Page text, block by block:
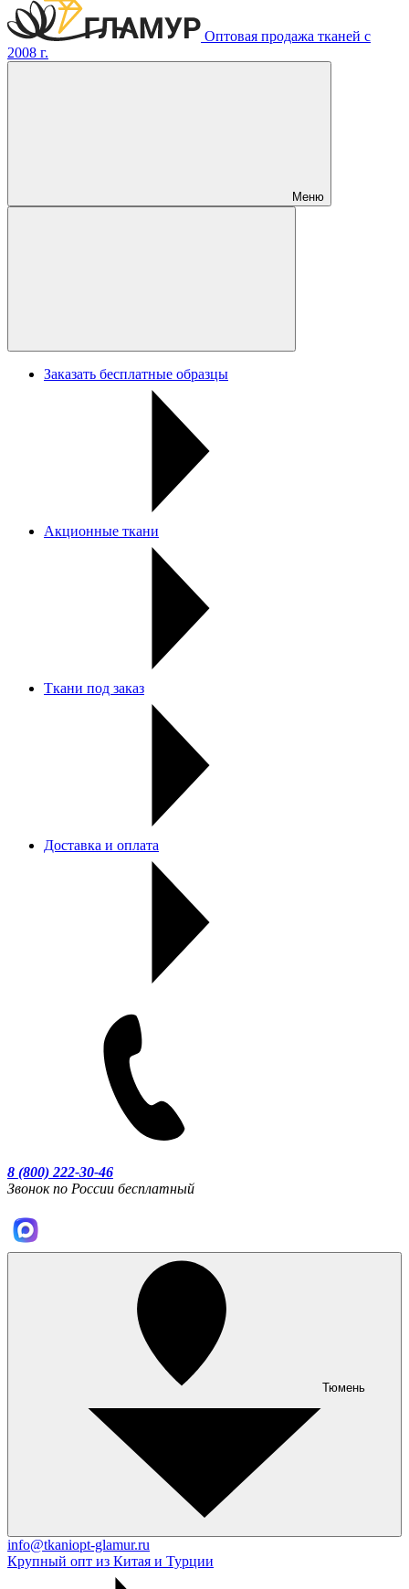
Оптовая продажа тканей с
2008 г.
Меню
Заказать бесплатные образцы
Акционные ткани
Ткани под заказ
Доставка и оплата
8 (800) 222-30-46
Звонок по России бесплатный
Тюмень
info@tkaniopt-glamur.ru
Крупный опт из Китая и Турции